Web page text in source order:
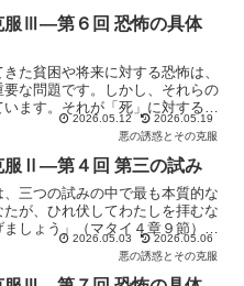
服Ⅲ―第６回 恐怖の具体
た貧困や将来に対する恐怖は、
な問題です。しかし、それらの
ます。それが「死」に対する恐
しょうか。なぜ健康を失...
2026.05.12
2026.05.19
悪の誘惑とその克服
服Ⅱ―第４回 第三の試み
三つの試みの中で最も本質的な
が、ひれ伏してわたしを拝むな
しょう」（マタイ４章９節）こ
栄華が提示されています...
2026.05.03
2026.05.06
悪の誘惑とその克服